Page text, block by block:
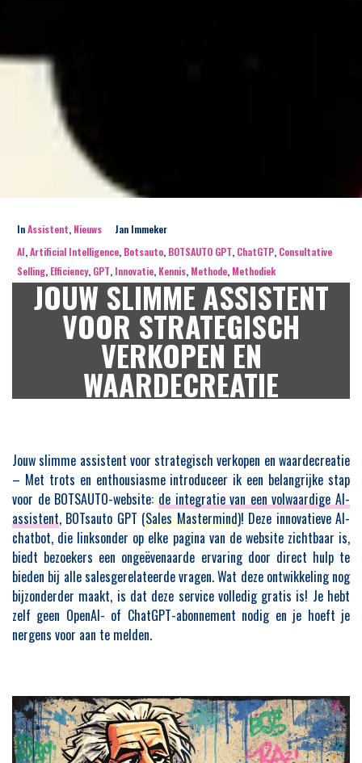
InAssistent, Nieuws
Jan Immeker
AI,Artificial Intelligence, Botsauto, BOTSAUTO GPT, ChatGTP, Consultative
Selling, Efficiency, GPT, Innovatie, Kennis, Methode, Methodiek
JOUW SLIMME ASSISTENT
VOOR STRATEGISCH
VERKOPEN EN
WAARDECREATIE
Jouw slimme assistent voor strategisch verkopen en waardecreatie
– Met trots en enthousiasme introduceer ik een belangrijke stap
voor de BOTSAUTO-website: de integratie van een volwaardige AI-
assistent, BOTsauto GPT (Sales Mastermind)! Deze innovatieve AI-
chatbot, die linksonder op elke pagina van de website zichtbaar is,
biedt bezoekers een ongeëvenaarde ervaring door direct hulp te
bieden bij alle salesgerelateerde vragen. Wat deze ontwikkeling nog
bijzonderder maakt, is dat deze service volledig gratis is! Je hebt
zelf geen OpenAI- of ChatGPT-abonnement nodig en je hoeft je
nergens voor aan te melden.